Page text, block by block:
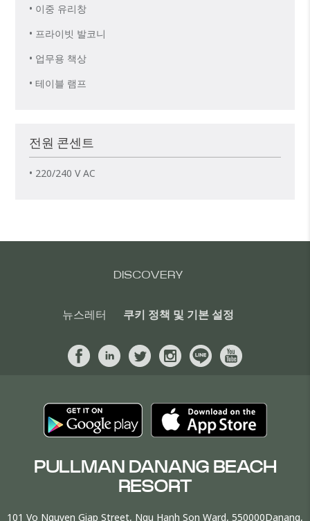
• 이중 유리창
• 프라이빗 발코니
• 업무용 책상
• 테이블 램프
전원 콘센트
• 220/240 V AC
DISCOVERY
뉴스레터 쿠키 정책 및 기본 설정
PULLMAN DANANG BEACH
RESORT
101 Vo Nguyen Giap Street, Ngu Hanh Son Ward, 550000Danang,